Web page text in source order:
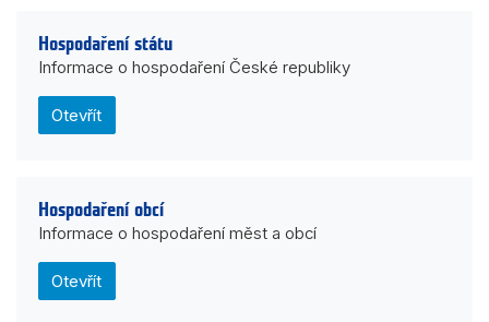
Hospodaření státu
Informace o hospodaření České republiky
Otevřít
Hospodaření obcí
Informace o hospodaření měst a obcí
Otevřít